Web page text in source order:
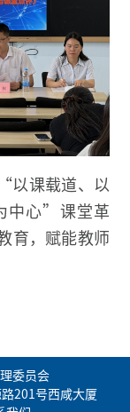
以课载道、以
中心”课堂革
育，赋能教师
委员会
201号西咸大厦